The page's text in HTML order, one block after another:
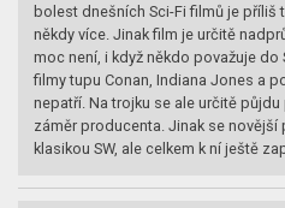
bolest dnešních Sci-Fi filmů je příliš
někdy více. Jinak film je určitě
moc není, i když někdo považuje
filmy tupu Conan, Indiana Jones a
nepatří. Na trojku se ale určitě
záměr producenta. Jinak se
klasikou SW, ale celkem k ní ještě